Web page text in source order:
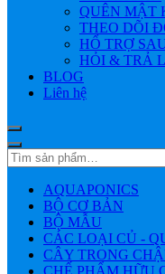
QUÊN MẬT
THEO DÕI
HỔ TRỢ
HỎI & TRẢ
BLOG
Liên hệ
AQUAPONICS
BỘ CƠ BẢN
BỘ MẪU
CÁC LOẠI CỦ -
CÂY TRONG
CHẾ PHẨM HỮU